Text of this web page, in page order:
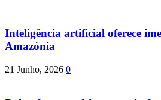
Inteligência artificial oferece
Amazónia
21 Junho, 2026 0